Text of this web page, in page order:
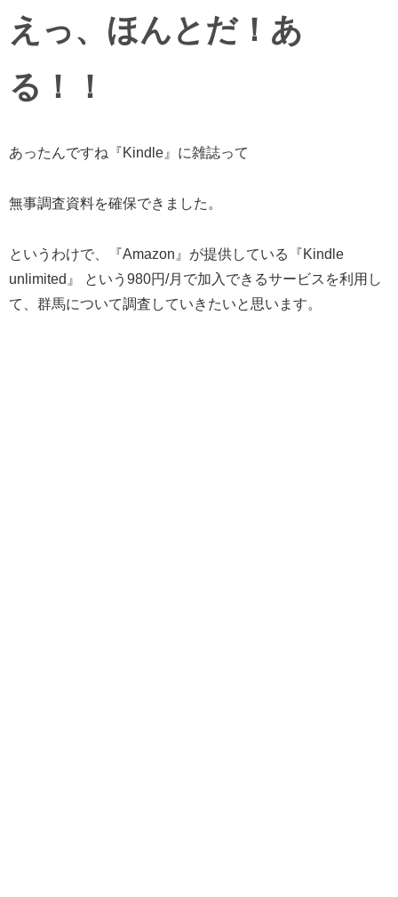
えっ、ほんとだ！あ
る！！
あったんですね『Kindle』に雑誌って
無事調査資料を確保できました。
というわけで、『Amazon』が提供している『Kindle
unlimited』 という980円/月で加入できるサービスを利用し
て、群馬について調査していきたいと思います。